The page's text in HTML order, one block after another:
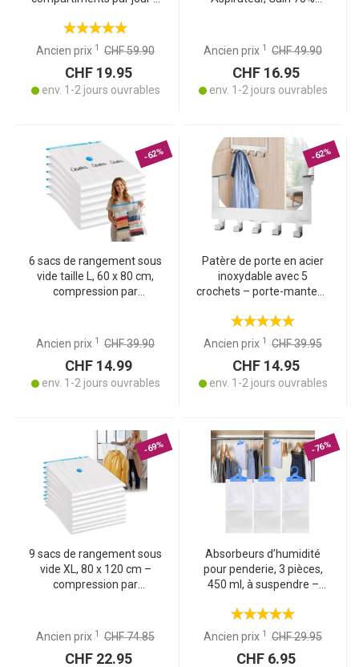
médicaments pour toute
la semaine
Ancien prix 1 CHF 59.90
CHF 19.95
env. 1-2 jours ouvrables
Universelle, 80x120cm
Ancien prix 1 CHF 49.90
CHF 16.95
env. 1-2 jours ouvrables
-62%
6 sacs de rangement sous
vide taille L, 60 x 80 cm,
compression par
duvets et linge de lit
Ancien prix 1 CHF 39.90
CHF 14.99
env. 1-2 jours ouvrables
-62%
Patère de porte en acier
inoxydable avec 5
crochets – porte-manteau
manteaux, linges et plus
Ancien prix 1 CHF 39.95
CHF 14.95
env. 1-2 jours ouvrables
-69%
9 sacs de rangement sous
vide XL, 80 x 120 cm –
compression par
la poussière et sans les
Ancien prix 1 CHF 74.85
CHF 22.95
-76%
Absorbeurs d’humidité
pour penderie, 3 pièces,
450 ml, à suspendre –
mauvaises odeurs
Ancien prix 1 CHF 29.95
CHF 6.95